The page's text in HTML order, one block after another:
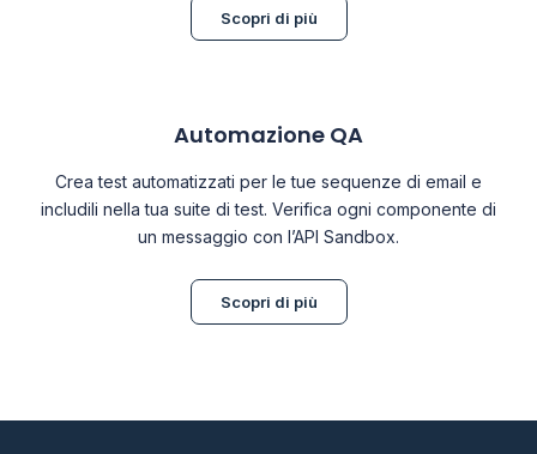
Scopri di più
Automazione QA
Crea test automatizzati per le tue sequenze di email e
includili nella tua suite di test. Verifica ogni componente di
un messaggio con l’API Sandbox.
Scopri di più